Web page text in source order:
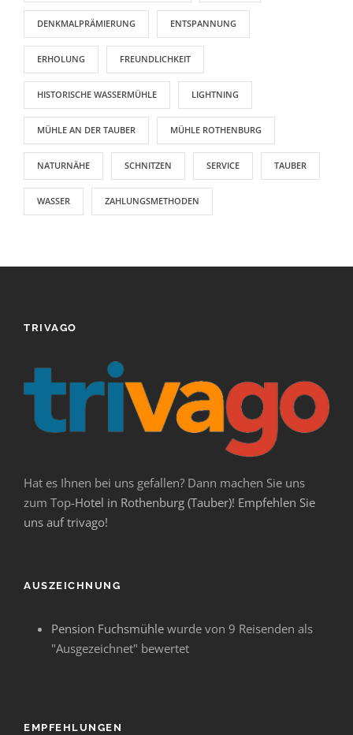
DENKMALPRÄMIERUNG ENTSPANNUNG
ERHOLUNG FREUNDLICHKEIT
HISTORISCHE WASSERMÜHLE LIGHTNING
MÜHLE AN DER TAUBER MÜHLE ROTHENBURG
NATURNÄHE SCHNITZEN SERVICE TAUBER
WASSER ZAHLUNGSMETHODEN
TRIVAGO
Hat es Ihnen bei uns gefallen? Dann machen Sie uns
zum Top-Hotel in Rothenburg (Tauber)! Empfehlen Sie
uns auf trivago!
AUSZEICHNUNG
Pension Fuchsmühle wurde von 9 Reisenden als
"Ausgezeichnet" bewertet
EMPFEHLUNGEN